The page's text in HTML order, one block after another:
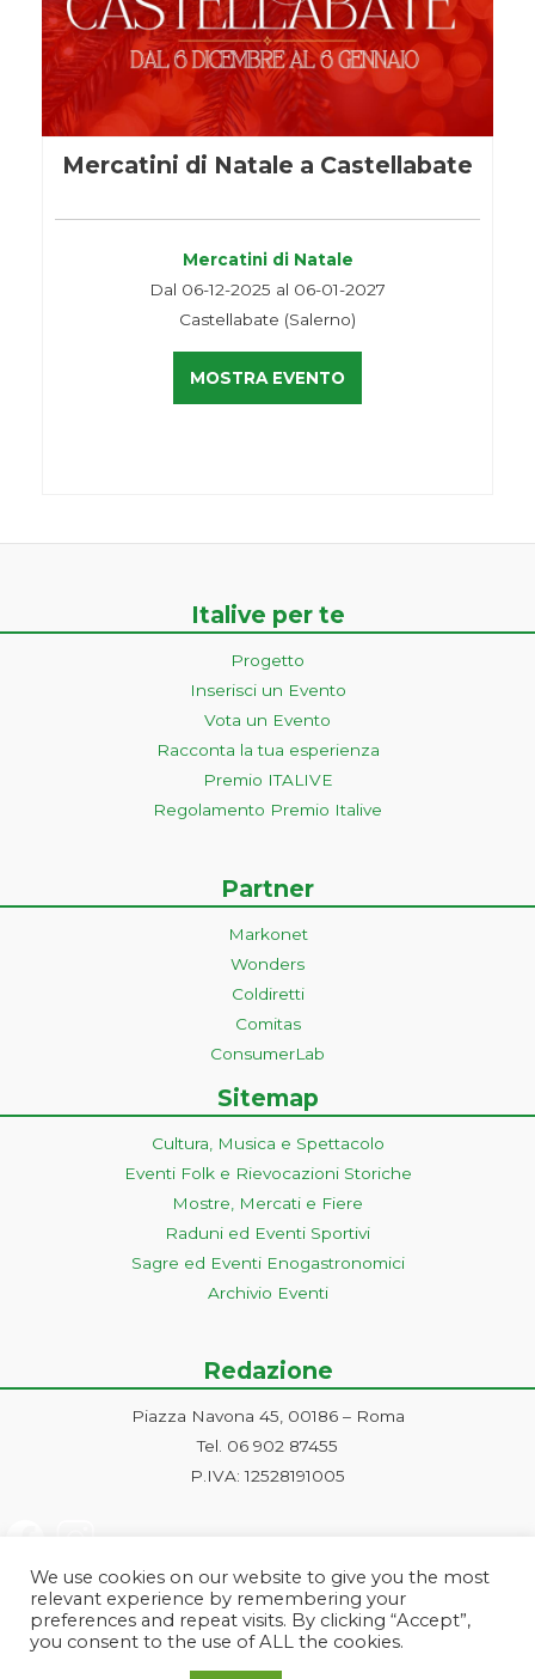
Mercatini di Natale a Castellabate
Mercatini di Natale
Dal 06-12-2025 al 06-01-2027
Castellabate (Salerno)
MOSTRA EVENTO
Italive per te
Progetto
Inserisci un Evento
Vota un Evento
Racconta la tua esperienza
Premio ITALIVE
Regolamento Premio Italive
Partner
Markonet
Wonders
Coldiretti
Comitas
ConsumerLab
Sitemap
Cultura, Musica e Spettacolo
Eventi Folk e Rievocazioni Storiche
Mostre, Mercati e Fiere
Raduni ed Eventi Sportivi
Sagre ed Eventi Enogastronomici
Archivio Eventi
Redazione
Piazza Navona 45, 00186 – Roma
Tel. 06 902 87455
P.IVA: 12528191005
We use cookies on our website to give you the most
relevant experience by remembering your
preferences and repeat visits. By clicking “Accept”,
you consent to the use of ALL the cookies.